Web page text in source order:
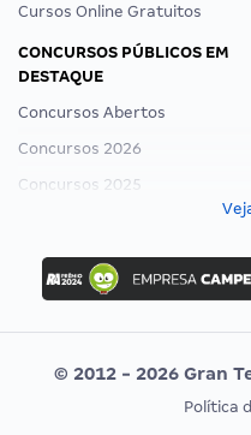
Cursos Online Gratuitos
CONCURSOS PÚBLICOS EM
DESTAQUE
Concursos Abertos
Concursos 2026
Concursos 2025
Concurso Ibama
Concurso MPU
Editais publicados
CONCURSOS POR PROFISSÃO
© 2012 - 2026 Gran
Política